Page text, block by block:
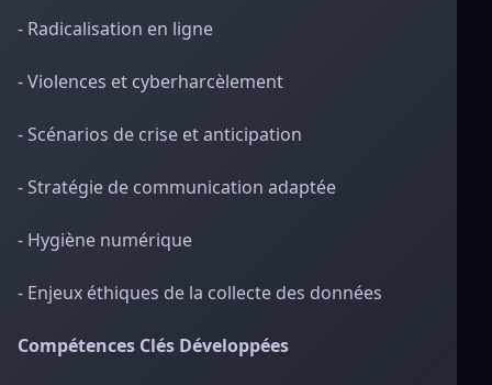
- Radicalisation en ligne
- Violences et cyberharcèlement
- Scénarios de crise et anticipation
- Stratégie de communication adaptée
- Hygiène numérique
- Enjeux éthiques de la collecte des données
Compétences Clés Développées